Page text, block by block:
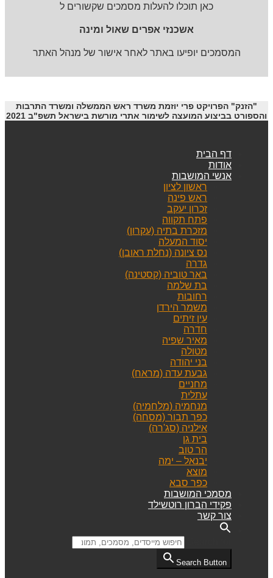
כאן תוכלו להעלות מסמכים שקשורים ל
אשכנזי אפרים שאול ומינה
המסמכים יופיעו באתר לאחר אישור של מנהל האתר
"הזנק" הפרויקט פרי יוזמת משרד ראש הממשלה ומשרד התרבות
והספורט בביצוע המועצה לשימור אתרי מורשת בישראל תשפ"ב 2021
דף הבית
אודות
אנשי המושבות
ראשון לציון
ראש פינה
זכרון יעקב
פתח תקווה
מזכרת בתיה (עקרון)
יסוד המעלה
נס ציונה (נחלת ראובן)
גדרה
באר טוביה (קסטינה)
בת שלמה
רחובות
משמר הירדן
עין זיתים
חדרה
מאיר שפיה
מטולה
בני יהודה
גבעת עדה (מראח)
מחניים
עתלית
מנחמיה (מלחמיה)
כפר תבור (מסחה)
אילניה (סג'רה)
בית גן
הר טוב
יבנאל – ימה
מוצא
כפר סבא
מסמכי המושבות
פקידי הברון רוטשילד
צור קשר
Search Button